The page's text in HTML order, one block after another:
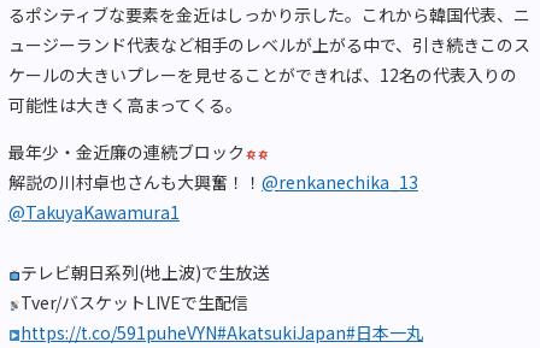
るポシティブな要素を金近はしっかり示した。これから韓国代表、ニ
ュージーランド代表など相手のレベルが上がる中で、引き続きこのス
ケールの大きいプレーを見せることができれば、12名の代表入りの
可能性は大きく高まってくる。
最年少・金近廉の連続ブロック
解説の川村卓也さんも大興奮！！ @renkanechika_13
@TakuyaKawamura1
テレビ朝日系列(地上波)で生放送
Tver/バスケットLIVEで生配信
https://t.co/591puheVYN#AkatsukiJapan#日本一丸